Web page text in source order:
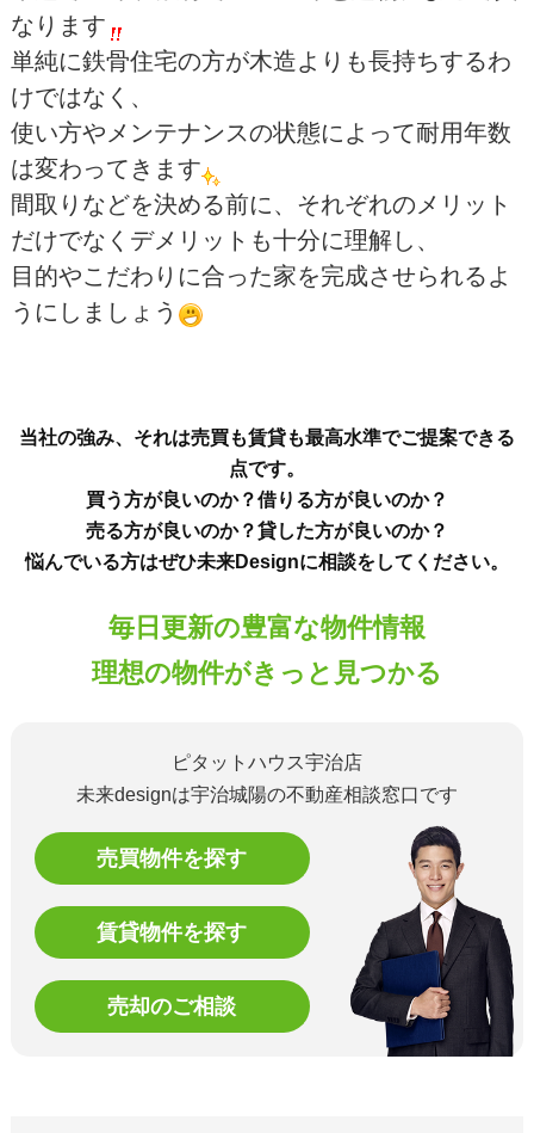
なります
単純に鉄骨住宅の方が木造よりも長持ちするわ
けではなく、
使い方やメンテナンスの状態によって耐用年数
は変わってきます
間取りなどを決める前に、それぞれのメリット
だけでなくデメリットも十分に理解し、
目的やこだわりに合った家を完成させられるよ
うにしましょう
当社の強み、それは売買も賃貸も最高水準でご提案できる
点です。
買う方が良いのか？借りる方が良いのか？
売る方が良いのか？貸した方が良いのか？
悩んでいる方はぜひ未来Designに相談をしてください。
毎日更新の豊富な物件情報
理想の物件がきっと見つかる
ピタットハウス宇治店
未来designは宇治城陽の不動産相談窓口です
売買物件を探す
賃貸物件を探す
売却のご相談